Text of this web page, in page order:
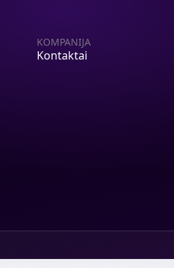
KOMPANIJA
Kontaktai